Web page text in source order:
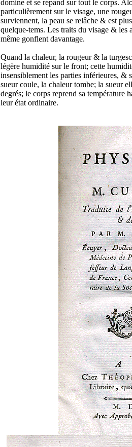
domine et se répand sur tout le corps.
particulièrement sur le visage, une
surviennent, la peau se relâche & est
quelque-tems. Les traits du visage &
même gonflent davantage.
Quand la chaleur, la rougeur & la
légère humidité sur le front; cette
insensiblement les parties inférieures, &
sueur coule, la chaleur tombe; la sueur
degrés; le corps reprend sa température
leur état ordinaire.